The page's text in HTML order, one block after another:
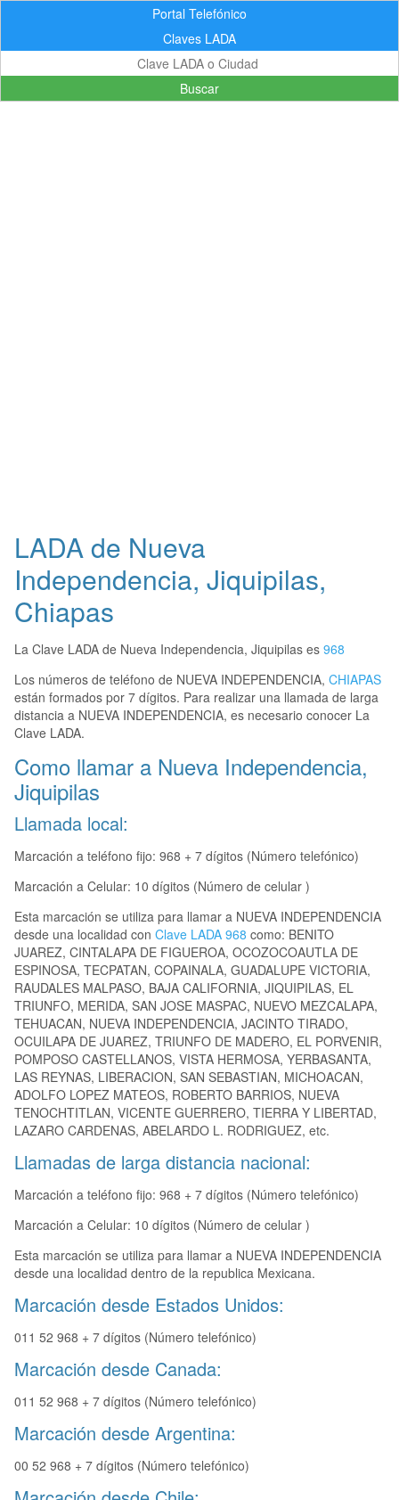
Portal Telefónico
Claves LADA
Buscar
LADA de Nueva
Independencia, Jiquipilas,
Chiapas
La Clave LADA de Nueva Independencia, Jiquipilas es 968
Los números de teléfono de NUEVA INDEPENDENCIA, CHIAPAS
están formados por 7 dígitos. Para realizar una llamada de larga
distancia a NUEVA INDEPENDENCIA, es necesario conocer La
Clave LADA.
Como llamar a Nueva Independencia,
Jiquipilas
Llamada local:
Marcación a teléfono fijo: 968 + 7 dígitos (Número telefónico)
Marcación a Celular: 10 dígitos (Número de celular )
Esta marcación se utiliza para llamar a NUEVA INDEPENDENCIA
desde una localidad con Clave LADA 968 como: BENITO
JUAREZ, CINTALAPA DE FIGUEROA, OCOZOCOAUTLA DE
ESPINOSA, TECPATAN, COPAINALA, GUADALUPE VICTORIA,
RAUDALES MALPASO, BAJA CALIFORNIA, JIQUIPILAS, EL
TRIUNFO, MERIDA, SAN JOSE MASPAC, NUEVO MEZCALAPA,
TEHUACAN, NUEVA INDEPENDENCIA, JACINTO TIRADO,
OCUILAPA DE JUAREZ, TRIUNFO DE MADERO, EL PORVENIR,
POMPOSO CASTELLANOS, VISTA HERMOSA, YERBASANTA,
LAS REYNAS, LIBERACION, SAN SEBASTIAN, MICHOACAN,
ADOLFO LOPEZ MATEOS, ROBERTO BARRIOS, NUEVA
TENOCHTITLAN, VICENTE GUERRERO, TIERRA Y LIBERTAD,
LAZARO CARDENAS, ABELARDO L. RODRIGUEZ, etc.
Llamadas de larga distancia nacional:
Marcación a teléfono fijo: 968 + 7 dígitos (Número telefónico)
Marcación a Celular: 10 dígitos (Número de celular )
Esta marcación se utiliza para llamar a NUEVA INDEPENDENCIA
desde una localidad dentro de la republica Mexicana.
Marcación desde Estados Unidos:
011 52 968 + 7 dígitos (Número telefónico)
Marcación desde Canada:
011 52 968 + 7 dígitos (Número telefónico)
Marcación desde Argentina:
00 52 968 + 7 dígitos (Número telefónico)